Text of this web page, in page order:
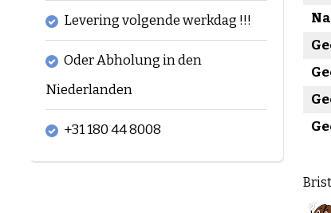
Levering volgende werkdag !!!
Oder Abholung in den
Niederlanden
+31 180 44 8008